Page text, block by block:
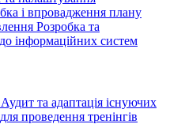
і впровадження плану
Розробка та
інформаційних систем
Аудит та адаптація існуючих
проведення тренінгів